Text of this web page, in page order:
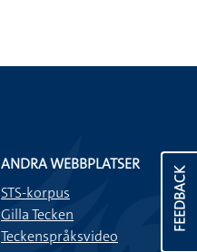
FEEDBACK
ANDRA WEBBPLATSER
STS-korpus
Gilla Tecken
Teckenspråksvideo